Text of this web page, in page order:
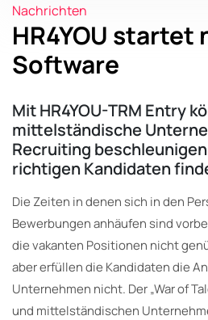
Nachrichten
HR4YOU startet
Software
Mit HR4YOU-TRM Entry
mittelständische
Recruiting
richtigen Kandidaten
Die Zeiten in denen sich in den
Bewerbungen anhäufen sind
die vakanten Positionen nicht
aber erfüllen die Kandidaten die
Unternehmen nicht. Der „War of
und mittelständischen